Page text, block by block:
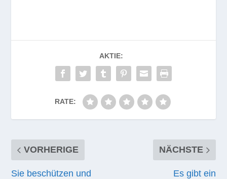
AKTIE:
RATE:
VORHERIGE
Sie beschützen und
NÄCHSTE
Es gibt ein